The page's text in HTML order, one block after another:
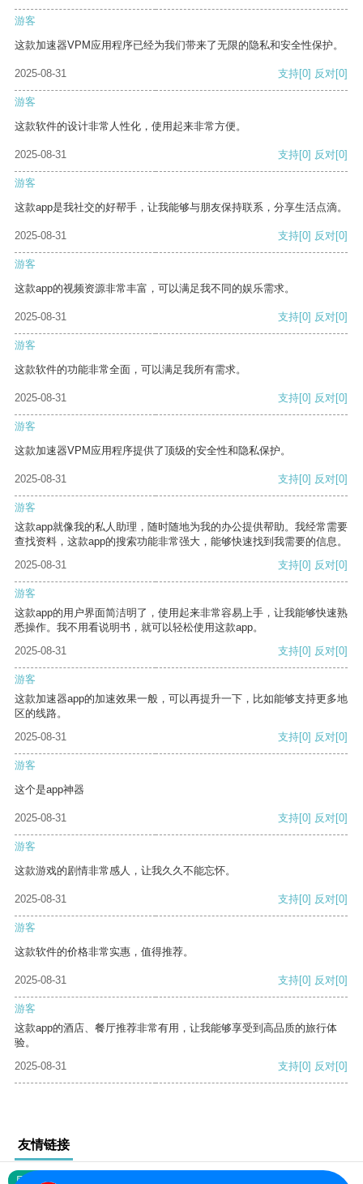
游客
这款加速器VPM应用程序已经为我们带来了无限的隐私和安全性保护。
2025-08-31 支持[0] 反对[0]
游客
这款软件的设计非常人性化，使用起来非常方便。
2025-08-31 支持[0] 反对[0]
游客
这款app是我社交的好帮手，让我能够与朋友保持联系，分享生活点滴。
2025-08-31 支持[0] 反对[0]
游客
这款app的视频资源非常丰富，可以满足我不同的娱乐需求。
2025-08-31 支持[0] 反对[0]
游客
这款软件的功能非常全面，可以满足我所有需求。
2025-08-31 支持[0] 反对[0]
游客
这款加速器VPM应用程序提供了顶级的安全性和隐私保护。
2025-08-31 支持[0] 反对[0]
游客
这款app就像我的私人助理，随时随地为我的办公提供帮助。我经常需要
查找资料，这款app的搜索功能非常强大，能够快速找到我需要的信息。
2025-08-31
支持[0] 反对[0]
游客
这款app的用户界面简洁明了，使用起来非常容易上手，让我能够快速熟
悉操作。我不用看说明书，就可以轻松使用这款app。
2025-08-31
支持[0] 反对[0]
游客
这款加速器app的加速效果一般，可以再提升一下，比如能够支持更多地
区的线路。
2025-08-31
支持[0] 反对[0]
游客
这个是app神器
2025-08-31 支持[0] 反对[0]
游客
这款游戏的剧情非常感人，让我久久不能忘怀。
2025-08-31 支持[0] 反对[0]
游客
这款软件的价格非常实惠，值得推荐。
2025-08-31 支持[0] 反对[0]
游客
这款app的酒店、餐厅推荐非常有用，让我能够享受到高品质的旅行体
验。
2025-08-31
支持[0] 反对[0]
友情链接
网站地图